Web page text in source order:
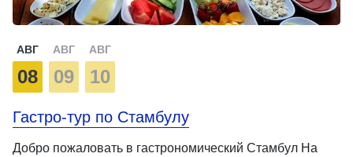
АВГ
08
АВГ
09
АВГ
10
Гастро-тур по Стамбулу
Добро пожаловать в гастрономический Стамбул На